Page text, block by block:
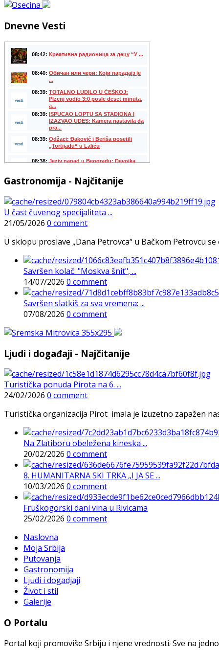
Dnevne Vesti
Gastronomija - Najčitanije
U čast čuvenog specijaliteta ...
21/05/2026 0 comment
U sklopu proslave „Dana Petrovca“ u Bačkom Petrovcu
Savršen kolač: "Moskva šnit", ...
14/07/2026 0 comment
Savršen slatkiš za sva vremena: ...
07/08/2026 0 comment
Ljudi i događaji - Najčitanije
Turistička ponuda Pirota na 6. ...
24/02/2026 0 comment
Turistička organizacija Pirot imala je izuzetno zapažen
Na Zlatiboru obeležena kineska ...
20/02/2026 0 comment
8. HUMANITARNA SKI TRKA „I JA SE ...
10/03/2026 0 comment
Fruškogorski dani vina u Rivicama
25/02/2026 0 comment
Naslovna
Moja Srbija
Putovanja
Gastronomija
Ljudi i dogadjaji
Život i stil
Galerije
O Portalu
Portal koji promoviše Srbiju i njene vrednosti. Sve na